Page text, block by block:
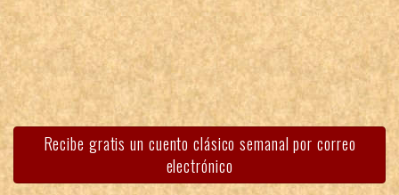
Recibe gratis un cuento clásico semanal por correo
electrónico